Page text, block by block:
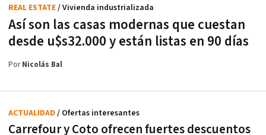
Así son las casas modernas que cuestan
desde u$s32.000 y están listas en 90 días
REAL ESTATE/ Vivienda industrializada
PorNicolás Bal
Carrefour y Coto ofrecen fuertes descuentos
ACTUALIDAD / Ofertas interesantes